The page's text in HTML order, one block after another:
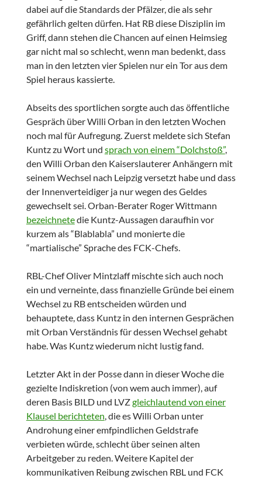
dabei auf die Standards der Pfälzer, die als sehr
gefährlich gelten dürfen. Hat RB diese Disziplin im
Griff, dann stehen die Chancen auf einen Heimsieg
gar nicht mal so schlecht, wenn man bedenkt, dass
man in den letzten vier Spielen nur ein Tor aus dem
Spiel heraus kassierte.
Abseits des sportlichen sorgte auch das öffentliche
Gespräch über Willi Orban in den letzten Wochen
noch mal für Aufregung. Zuerst meldete sich Stefan
Kuntz zu Wort und sprach von einem “Dolchstoß”,
den Willi Orban den Kaiserslauterer Anhängern mit
seinem Wechsel nach Leipzig versetzt habe und dass
der Innenverteidiger ja nur wegen des Geldes
gewechselt sei. Orban-Berater Roger Wittmann
bezeichnetedie Kuntz-Aussagen daraufhin vor
kurzem als “Blablabla” und monierte die
“martialische” Sprache des FCK-Chefs.
RBL-Chef Oliver Mintzlaff mischte sich auch noch
ein und verneinte, dass finanzielle Gründe bei einem
Wechsel zu RB entscheiden würden und
behauptete, dass Kuntz in den internen Gesprächen
mit Orban Verständnis für dessen Wechsel gehabt
habe. Was Kuntz wiederum nicht lustig fand.
Letzter Akt in der Posse dann in dieser Woche die
gezielte Indiskretion (von wem auch immer), auf
deren Basis BILD und LVZgleichlautend von einer
Klausel berichteten, die es Willi Orban unter
Androhung einer emfpindlichen Geldstrafe
verbieten würde, schlecht über seinen alten
Arbeitgeber zu reden. Weitere Kapitel der
kommunikativen Reibung zwischen RBL und FCK